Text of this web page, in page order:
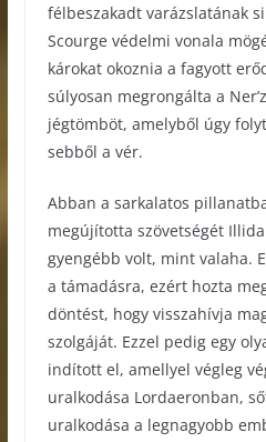
félbeszakadt varázslatának
Scourge védelmi vonala
károkat okoznia a fagyott
súlyosan megrongálta a
jégtömböt, amelyből úgy
sebből a vér.
Abban a sarkalatos
megújította szövetségét
gyengébb volt, mint valaha.
a támadásra, ezért hozta
döntést, hogy visszahívja
szolgáját. Ezzel pedig egy
indított el, amellyel végleg
uralkodása Lordaeronban,
uralkodása a legnagyobb